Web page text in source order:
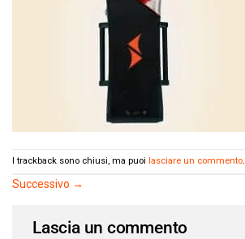
I trackback sono chiusi, ma puoi lasciare un commento.
Successivo →
Lascia un commento